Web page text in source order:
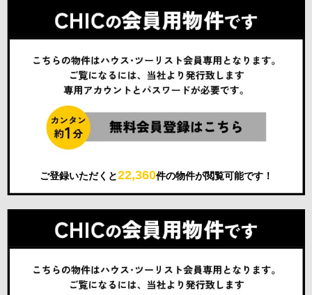
ご登録いただくと22,360件の物件が閲覧可能です！